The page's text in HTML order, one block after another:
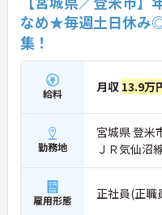
なめ★毎週土日休み
集！
給料 月収 13.9万
勤務地
宮城県 登米
ＪＲ気仙沼
雇用形態 正社員(正職